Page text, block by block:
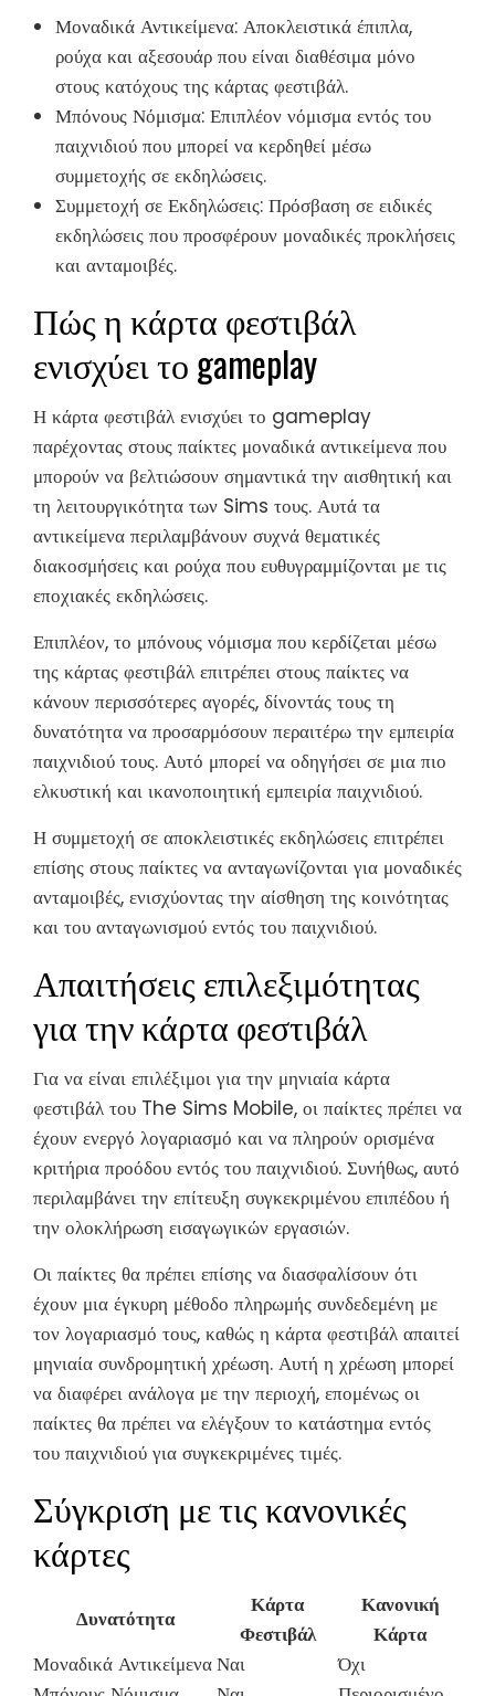
Μοναδικά Αντικείμενα: Αποκλειστικά έπιπλα,
ρούχα και αξεσουάρ που είναι διαθέσιμα μόνο
στους κατόχους της κάρτας φεστιβάλ.
Μπόνους Νόμισμα: Επιπλέον νόμισμα εντός του
παιχνιδιού που μπορεί να κερδηθεί μέσω
συμμετοχής σε εκδηλώσεις.
Συμμετοχή σε Εκδηλώσεις: Πρόσβαση σε ειδικές
εκδηλώσεις που προσφέρουν μοναδικές προκλήσεις
και ανταμοιβές.
Πώς η κάρτα φεστιβάλ
ενισχύει το gameplay
Η κάρτα φεστιβάλ ενισχύει το gameplay
παρέχοντας στους παίκτες μοναδικά αντικείμενα που
μπορούν να βελτιώσουν σημαντικά την αισθητική και
τη λειτουργικότητα των Sims τους. Αυτά τα
αντικείμενα περιλαμβάνουν συχνά θεματικές
διακοσμήσεις και ρούχα που ευθυγραμμίζονται με τις
εποχιακές εκδηλώσεις.
Επιπλέον, το μπόνους νόμισμα που κερδίζεται μέσω
της κάρτας φεστιβάλ επιτρέπει στους παίκτες να
κάνουν περισσότερες αγορές, δίνοντάς τους τη
δυνατότητα να προσαρμόσουν περαιτέρω την εμπειρία
παιχνιδιού τους. Αυτό μπορεί να οδηγήσει σε μια πιο
ελκυστική και ικανοποιητική εμπειρία παιχνιδιού.
Η συμμετοχή σε αποκλειστικές εκδηλώσεις επιτρέπει
επίσης στους παίκτες να ανταγωνίζονται για μοναδικές
ανταμοιβές, ενισχύοντας την αίσθηση της κοινότητας
και του ανταγωνισμού εντός του παιχνιδιού.
Απαιτήσεις επιλεξιμότητας
για την κάρτα φεστιβάλ
Για να είναι επιλέξιμοι για την μηνιαία κάρτα
φεστιβάλ του The Sims Mobile, οι παίκτες πρέπει να
έχουν ενεργό λογαριασμό και να πληρούν ορισμένα
κριτήρια προόδου εντός του παιχνιδιού. Συνήθως, αυτό
περιλαμβάνει την επίτευξη συγκεκριμένου επιπέδου ή
την ολοκλήρωση εισαγωγικών εργασιών.
Οι παίκτες θα πρέπει επίσης να διασφαλίσουν ότι
έχουν μια έγκυρη μέθοδο πληρωμής συνδεδεμένη με
τον λογαριασμό τους, καθώς η κάρτα φεστιβάλ απαιτεί
μηνιαία συνδρομητική χρέωση. Αυτή η χρέωση μπορεί
να διαφέρει ανάλογα με την περιοχή, επομένως οι
παίκτες θα πρέπει να ελέγξουν το κατάστημα εντός
του παιχνιδιού για συγκεκριμένες τιμές.
Σύγκριση με τις κανονικές
κάρτες
Δυνατότητα
Κάρτα
Φεστιβάλ
Κανονική
Κάρτα
Μοναδικά ΑντικείμεναΝαι
Όχι